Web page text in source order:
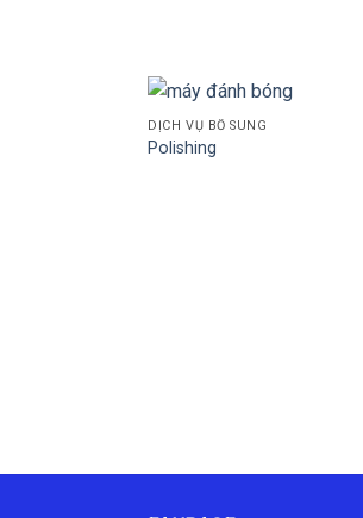
DỊCH VỤ BỔ SUNG
Polishing